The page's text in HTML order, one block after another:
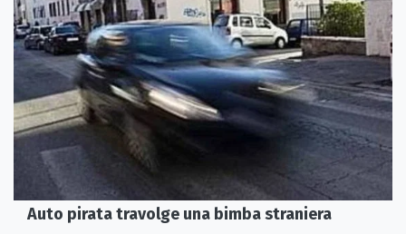
Auto pirata travolge una bimba straniera